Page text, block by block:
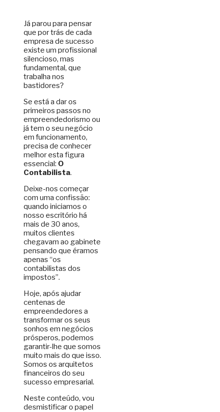
Já parou para pensar
que por trás de cada
empresa de sucesso
existe um profissional
silencioso, mas
fundamental, que
trabalha nos
bastidores?
Se está a dar os
primeiros passos no
empreendedorismo ou
já tem o seu negócio
em funcionamento,
precisa de conhecer
melhor esta figura
essencial: O
Contabilista.
Deixe-nos começar
com uma confissão:
quando iniciamos o
nosso escritório há
mais de 30 anos,
muitos clientes
chegavam ao gabinete
pensando que éramos
apenas “os
contabilistas dos
impostos”.
Hoje, após ajudar
centenas de
empreendedores a
transformar os seus
sonhos em negócios
prósperos, podemos
garantir-lhe que somos
muito mais do que isso.
Somos os arquitetos
financeiros do seu
sucesso empresarial.
Neste conteúdo, vou
desmistificar o papel